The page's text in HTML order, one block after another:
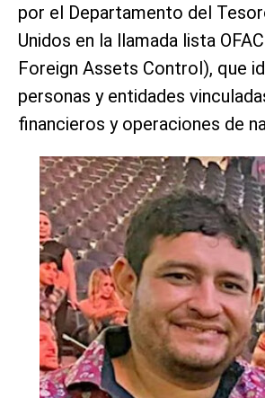
por el Departamento del
Unidos en la llamada lista
Foreign Assets Control), que
personas y entidades
financieros y operaciones de